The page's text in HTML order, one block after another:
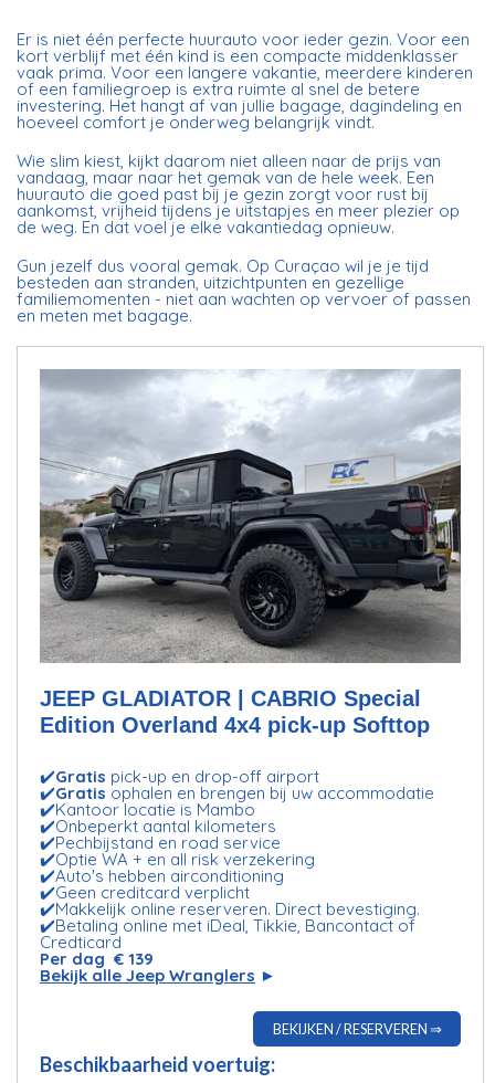
Er is niet één perfecte huurauto voor ieder gezin. Voor een
kort verblijf met één kind is een compacte middenklasser
vaak prima. Voor een langere vakantie, meerdere kinderen
of een familiegroep is extra ruimte al snel de betere
investering. Het hangt af van jullie bagage, dagindeling en
hoeveel comfort je onderweg belangrijk vindt.
Wie slim kiest, kijkt daarom niet alleen naar de prijs van
vandaag, maar naar het gemak van de hele week. Een
huurauto die goed past bij je gezin zorgt voor rust bij
aankomst, vrijheid tijdens je uitstapjes en meer plezier op
de weg. En dat voel je elke vakantiedag opnieuw.
Gun jezelf dus vooral gemak. Op Curaçao wil je je tijd
besteden aan stranden, uitzichtpunten en gezellige
familiemomenten - niet aan wachten op vervoer of passen
en meten met bagage.
JEEP GLADIATOR | CABRIO Special
Edition Overland 4x4 pick-up Softtop
✔️Gratis pick-up en drop-off airport
✔️Gratis ophalen en brengen bij uw accommodatie
✔️Kantoor locatie is Mambo
✔️Onbeperkt aantal kilometers
✔️Pechbijstand en road service
✔️Optie WA + en all risk verzekering
✔️Auto's hebben airconditioning
✔️Geen creditcard verplicht
✔️Makkelijk online reserveren. Direct bevestiging.
✔️Betaling online met iDeal, Tikkie, Bancontact of
Credticard
Per dag € 139
Bekijk alle Jeep Wranglers ►
BEKIJKEN / RESERVEREN ⇒
Beschikbaarheid voertuig: